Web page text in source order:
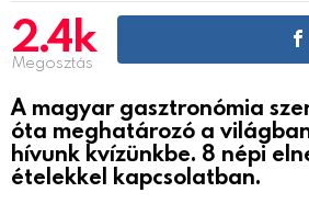
2.4k
Megosztás
A magyar gasztronómia
óta meghatározó a
hívunk kvízünkbe. 8 népi
ételekkel kapcsolatban.